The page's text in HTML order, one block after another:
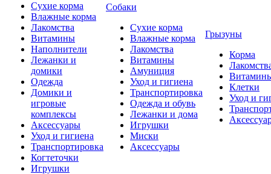
Сухие корма
Влажные корма
Лакомства
Витамины
Наполнители
Лежанки и
домики
Одежда
Домики и
игровые
комплексы
Аксессуары
Уход и гигиена
Транспортировка
Когтеточки
Игрушки
Собаки
Сухие корма
Влажные корма
Лакомства
Витамины
Амуниция
Уход и гигиена
Транспортировка
Одежда и обувь
Лежанки и дома
Игрушки
Миски
Аксессуары
Грызуны
Корма
Клетки
Уход и